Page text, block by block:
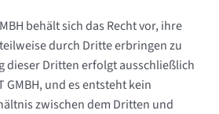
behält sich das Recht vor, ihre
durch Dritte erbringen zu
dieser Dritten erfolgt ausschließlich
GMBH, und es entsteht kein
zwischen dem Dritten und